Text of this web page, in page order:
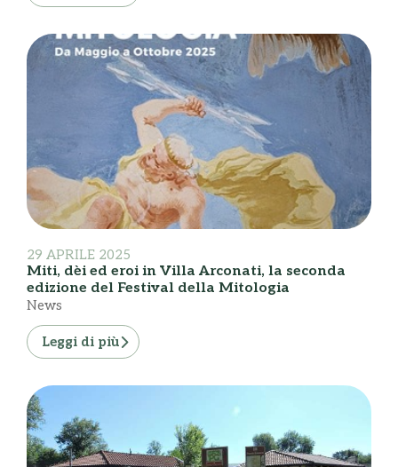
29 APRILE 2025
Miti, dèi ed eroi in Villa Arconati, la seconda
edizione del Festival della Mitologia
News
Leggi di più